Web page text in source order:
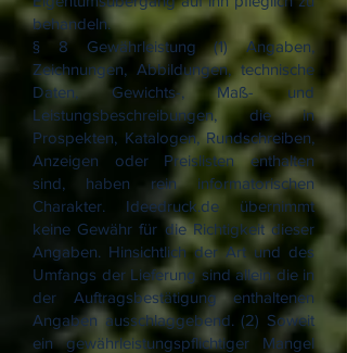
behandeln.
§ 8 Gewährleistung (1) Angaben,
Zeichnungen, Abbildungen, technische
Daten, Gewichts-, Maß- und
Leistungsbeschreibungen, die in
Prospekten, Katalogen, Rundschreiben,
Anzeigen oder Preislisten enthalten
sind, haben rein informatorischen
Charakter. Ideedruck.de übernimmt
keine Gewähr für die Richtigkeit dieser
Angaben. Hinsichtlich der Art und des
Umfangs der Lieferung sind allein die in
der Auftragsbestätigung enthaltenen
Angaben ausschlaggebend. (2) Soweit
ein gewährleistungspflichtiger Mangel